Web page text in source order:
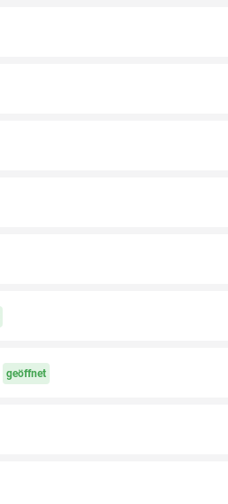
geöffnet